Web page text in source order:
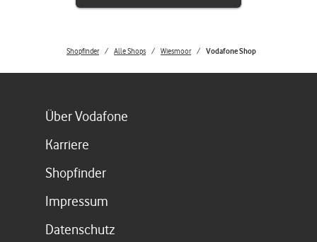
Shopfinder Alle Shops Wiesmoor Vodafone Shop
Über Vodafone
Karriere
ShopfinderLink öffnet in einem neuen Tab
Impressum
Datenschutz